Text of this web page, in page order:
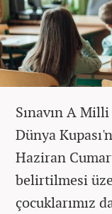
Sınavın A
Dünya
Haziran
belirtilmesi
çocuklarımız